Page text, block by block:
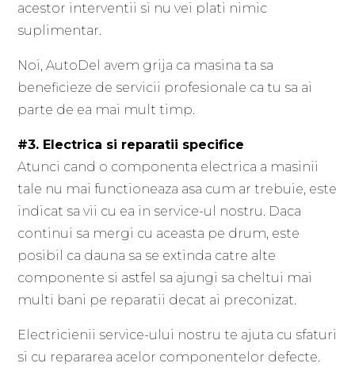
acestor interventii si nu vei plati nimic
suplimentar.
Noi, AutoDel avem grija ca masina ta sa
beneficieze de servicii profesionale ca tu sa ai
parte de ea mai mult timp.
#3. Electrica si reparatii specifice
Atunci cand o componenta electrica a masinii
tale nu mai functioneaza asa cum ar trebuie, este
indicat sa vii cu ea in service-ul nostru. Daca
continui sa mergi cu aceasta pe drum, este
posibil ca dauna sa se extinda catre alte
componente si astfel sa ajungi sa cheltui mai
multi bani pe reparatii decat ai preconizat.
Electricienii service-ului nostru te ajuta cu sfaturi
si cu repararea acelor componentelor defecte.